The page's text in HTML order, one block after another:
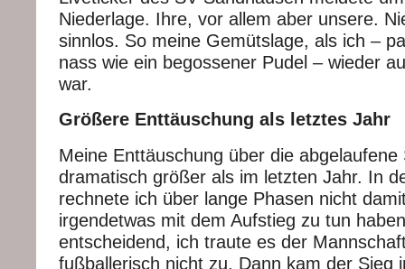
Niederlage. Ihre, vor allem aber unsere.
sinnlos. So meine Gemütslage, als ich –
nass wie ein begossener Pudel – wieder
war.
Größere Enttäuschung als letztes Jahr
Meine Enttäuschung über die abgelaufene
dramatisch größer als im letzten Jahr. In
rechnete ich über lange Phasen nicht
irgendetwas mit dem Aufstieg zu tun
entscheidend, ich traute es der
fußballerisch nicht zu. Dann kam der Sieg